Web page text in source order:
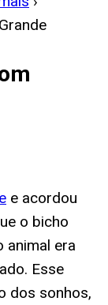
e acordou
o bicho
animal era
Esse
dos sonhos,